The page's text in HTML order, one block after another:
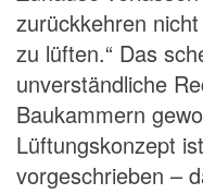
zurückkehren
zu lüften.“ Das
unverständliche
Baukammern
Lüftungskonzept
vorgeschrieben –